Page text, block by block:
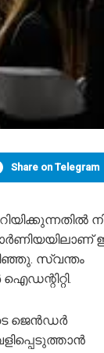
Share on Telegram
സ്വന്തം
ജെൻഡർ